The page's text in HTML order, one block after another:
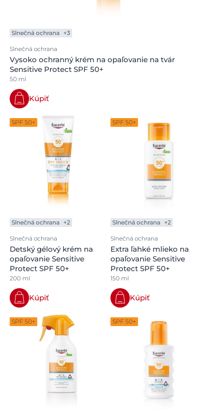
Slnečná ochrana +3
Slnečná ochrana
Vysoko ochranný krém na opaľovanie na tvár
Sensitive Protect SPF 50+
50 ml
Kúpiť
SPF 50+
Slnečná ochrana +2
Slnečná ochrana
Detský gélový krém na
opaľovanie Sensitive
Protect SPF 50+
200 ml
Kúpiť
SPF 50+
Slnečná ochrana +2
Slnečná ochrana
Extra ľahké mlieko na
opaľovanie Sensitive
Protect SPF 50+
150 ml
Kúpiť
SPF 50+ SPF 50+